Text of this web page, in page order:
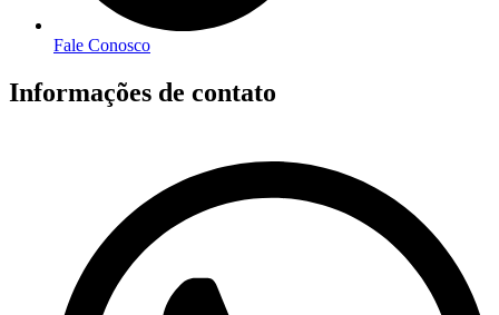
Fale Conosco
Informações de contato